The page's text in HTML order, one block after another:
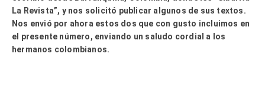
La Revista”, y nos solicitó publicar algunos de sus textos.
Nos envió por ahora estos dos que con gusto incluimos en
el presente número, enviando un saludo cordial a los
hermanos colombianos.